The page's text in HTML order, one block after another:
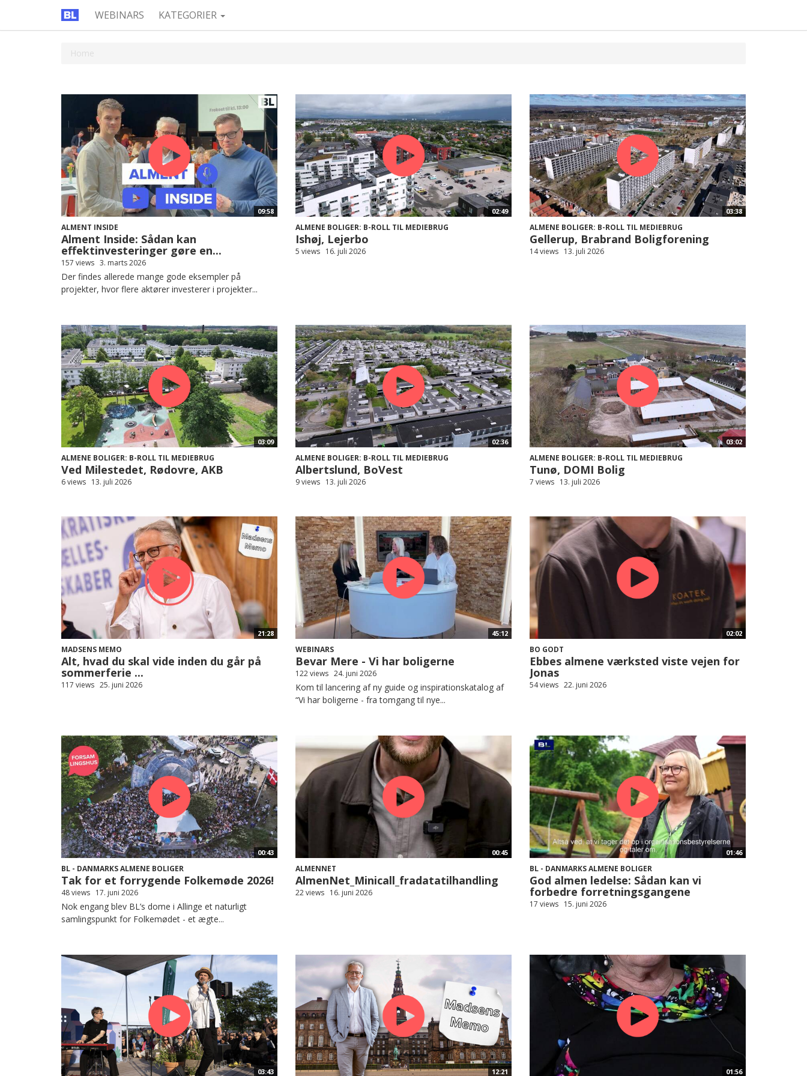
WEBINARS KATEGORIER
Home
09:58
ALMENT INSIDE
Alment Inside: Sådan kan
effektinvesteringer gøre en...
157 views 3. marts 2026
Der findes allerede mange gode eksempler på
projekter, hvor flere aktører investerer i projekter...
02:49
ALMENE BOLIGER: B-ROLL TIL MEDIEBRUG
Ishøj, Lejerbo
5 views 16. juli 2026
03:38
ALMENE BOLIGER: B-ROLL TIL MEDIEBRUG
Gellerup, Brabrand Boligforening
14 views 13. juli 2026
03:09
ALMENE BOLIGER: B-ROLL TIL MEDIEBRUG
Ved Milestedet, Rødovre, AKB
6 views 13. juli 2026
02:36
ALMENE BOLIGER: B-ROLL TIL MEDIEBRUG
Albertslund, BoVest
9 views 13. juli 2026
03:02
ALMENE BOLIGER: B-ROLL TIL MEDIEBRUG
Tunø, DOMI Bolig
7 views 13. juli 2026
21:28
MADSENS MEMO
Alt, hvad du skal vide inden du går på
sommerferie ...
117 views 25. juni 2026
45:12
WEBINARS
Bevar Mere - Vi har boligerne
122 views 24. juni 2026
Kom til lancering af ny guide og inspirationskatalog af
“Vi har boligerne - fra tomgang til nye...
02:02
BO GODT
Ebbes almene værksted viste vejen for
Jonas
54 views 22. juni 2026
00:43
BL - DANMARKS ALMENE BOLIGER
Tak for et forrygende Folkemøde 2026!
48 views 17. juni 2026
Nok engang blev BL’s dome i Allinge et naturligt
samlingspunkt for Folkemødet - et ægte...
00:45
ALMENNET
AlmenNet_Minicall_fradatatilhandling
22 views 16. juni 2026
01:46
BL - DANMARKS ALMENE BOLIGER
God almen ledelse: Sådan kan vi
forbedre forretningsgangene
17 views 15. juni 2026
03:43 12:21 01:56